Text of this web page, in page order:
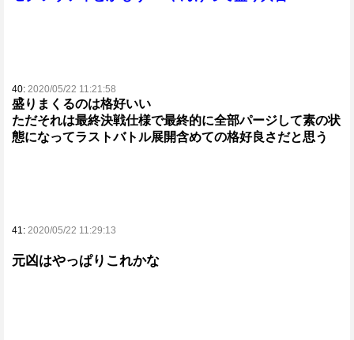
40: 2020/05/22 11:21:58
盛りまくるのは格好いい
ただそれは最終決戦仕様で最終的に全部パージして素の状
態になってラストバトル展開含めての格好良さだと思う
41: 2020/05/22 11:29:13
元凶はやっぱりこれかな